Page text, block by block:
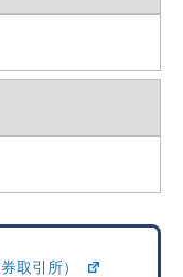
取引所）